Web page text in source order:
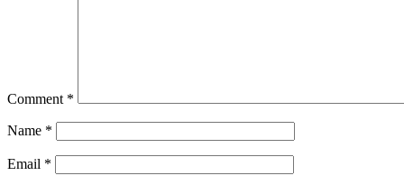
Comment *
Name *
Email *